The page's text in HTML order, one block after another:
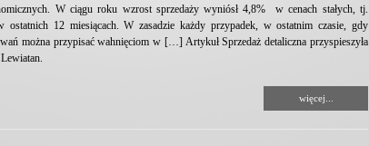
W ciągu roku wzrost sprzedaży wyniósł 4,8% w cenach stałych, tj.
ostatnich 12 miesiącach. W zasadzie każdy przypadek, w ostatnim czasie, gdy
można przypisać wahnięciom w […] Artykuł Sprzedaż detaliczna przyspieszyła
więcej...